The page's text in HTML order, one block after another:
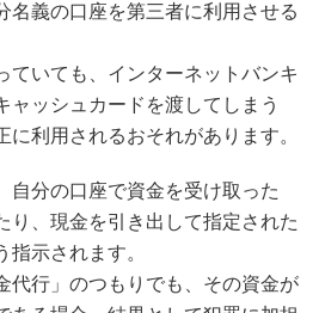
名義の口座を第三者に利用させる
ていても、インターネットバンキ
ャッシュカードを渡してしまう
に利用されるおそれがあります。
自分の口座で資金を受け取った
り、現金を引き出して指定された
示されます。
代行」のつもりでも、その資金が